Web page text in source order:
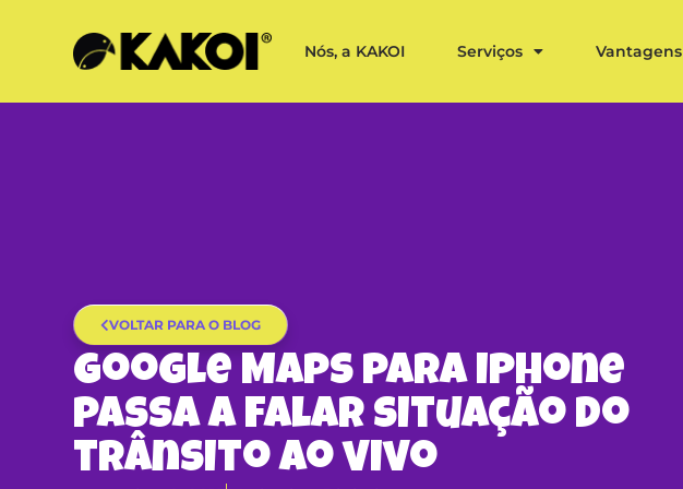
Nós, a KAKOI Serviços Vantagens
VOLTAR PARA O BLOG
Google Maps para iPhone
passa a falar situação do
trânsito ao vivo